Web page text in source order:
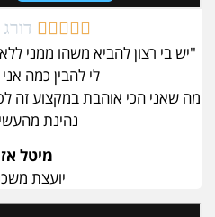




 דורג 5 מתוך 5
"יש בי רצון להביא משהו ממני
לי להבין כמה
מה שאני הכי אוהבת במקצוע זה
נהינת
מיטל
יועצת